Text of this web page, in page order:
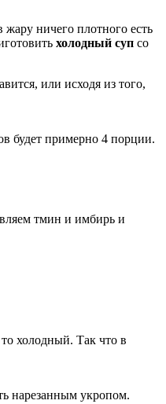
жару ничего плотного есть
холодный суп со
или исходя из того,
будет примерно 4 порции.
тмин и имбирь и
холодный. Так что в
нарезанным укропом.